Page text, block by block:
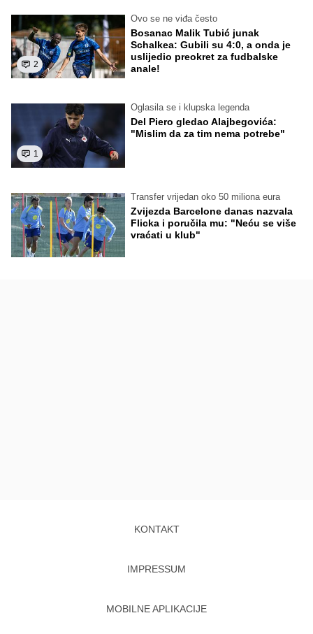
2
Ovo se ne viđa često
Bosanac Malik Tubić junak
Schalkea: Gubili su 4:0, a onda je
uslijedio preokret za fudbalske
anale!
1
Oglasila se i klupska legenda
Del Piero gledao Alajbegovića:
"Mislim da za tim nema potrebe"
Transfer vrijedan oko 50 miliona eura
Zvijezda Barcelone danas nazvala
Flicka i poručila mu: "Neću se više
vraćati u klub"
KONTAKT
IMPRESSUM
MOBILNE APLIKACIJE